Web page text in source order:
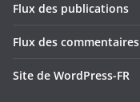
Flux des publications
Flux des commentaires
Site de WordPress-FR